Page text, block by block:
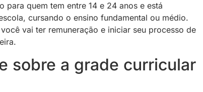
para quem tem entre 14 e 24 anos e está
cursando o ensino fundamental ou médio.
vai ter remuneração e iniciar seu processo de
sobre a grade curricular